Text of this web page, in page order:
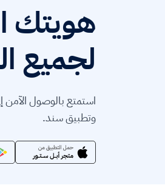
هويتك
لجميع
استمتع بالوصول
وتطبيق سند.